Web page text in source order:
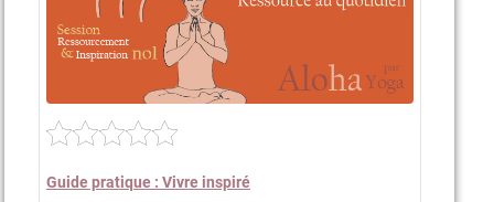
Guide pratique : Vivre inspiré